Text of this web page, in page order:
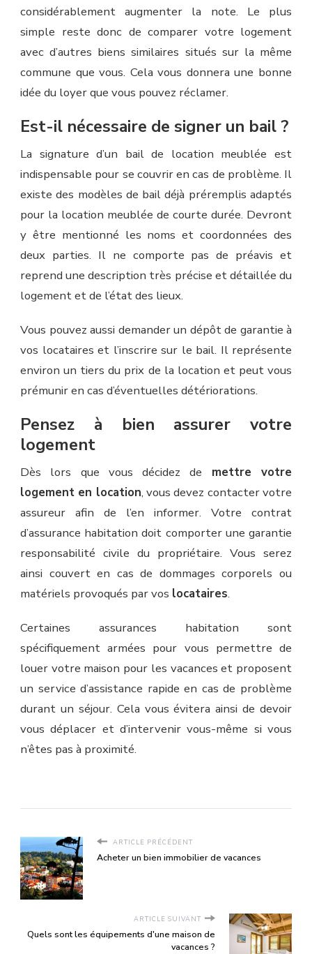
considérablement augmenter la note. Le plus
simple reste donc de comparer votre logement
avec d’autres biens similaires situés sur la même
commune que vous. Cela vous donnera une bonne
idée du loyer que vous pouvez réclamer.
Est-il nécessaire de signer un bail ?
La signature d’un bail de location meublée est
indispensable pour se couvrir en cas de problème. Il
existe des modèles de bail déjà préremplis adaptés
pour la location meublée de courte durée. Devront
y être mentionné les noms et coordonnées des
deux parties. Il ne comporte pas de préavis et
reprend une description très précise et détaillée du
logement et de l’état des lieux.
Vous pouvez aussi demander un dépôt de garantie à
vos locataires et l’inscrire sur le bail. Il représente
environ un tiers du prix de la location et peut vous
prémunir en cas d’éventuelles détériorations.
Pensez à bien assurer votre
logement
Dès lors que vous décidez de mettre votre
logement en location, vous devez contacter votre
assureur afin de l’en informer. Votre contrat
d’assurance habitation doit comporter une garantie
responsabilité civile du propriétaire. Vous serez
ainsi couvert en cas de dommages corporels ou
matériels provoqués par vos locataires.
Certaines assurances habitation sont
spécifiquement armées pour vous permettre de
louer votre maison pour les vacances et proposent
un service d’assistance rapide en cas de problème
durant un séjour. Cela vous évitera ainsi de devoir
vous déplacer et d’intervenir vous-même si vous
n’êtes pas à proximité.
ARTICLE PRÉCÉDENT
Acheter un bien immobilier de vacances
ARTICLE SUIVANT
Quels sont les équipements d'une maison de
vacances ?